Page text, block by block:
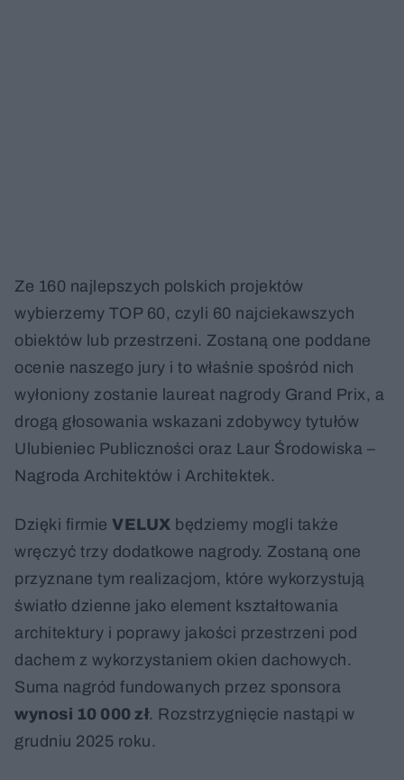
Ze 160 najlepszych polskich projektów
wybierzemy TOP 60, czyli 60 najciekawszych
obiektów lub przestrzeni. Zostaną one poddane
ocenie naszego jury i to właśnie spośród nich
wyłoniony zostanie laureat nagrody Grand Prix, a
drogą głosowania wskazani zdobywcy tytułów
Ulubieniec Publiczności oraz Laur Środowiska –
Nagroda Architektów i Architektek.
Dzięki firmie VELUX będziemy mogli także
wręczyć trzy dodatkowe nagrody. Zostaną one
przyznane tym realizacjom, które wykorzystują
światło dzienne jako element kształtowania
architektury i poprawy jakości przestrzeni pod
dachem z wykorzystaniem okien dachowych.
Suma nagród fundowanych przez sponsora
wynosi 10 000 zł. Rozstrzygnięcie nastąpi w
grudniu 2025 roku.